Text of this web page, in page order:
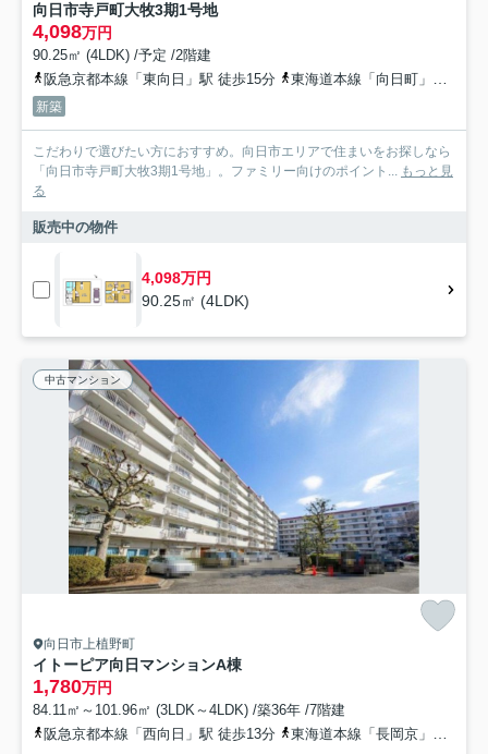
向日市寺戸町大牧3期1号地
4,098万円
90.25㎡ (4LDK) /予定 /2階建
阪急京都本線「東向日」駅 徒歩15分
東海道本線「向日町」駅 徒歩20分
新築
こだわりで選びたい方におすすめ。向日市エリアで住まいをお探しなら
「向日市寺戸町大牧3期1号地」。ファミリー向けのポイント... もっと見
る
販売中の物件
4,098万円
90.25㎡ (4LDK)
中古マンション
向日市上植野町
イトーピア向日マンションA棟
1,780万円
84.11㎡～101.96㎡ (3LDK～4LDK) /築36年 /7階建
阪急京都本線「西向日」駅 徒歩13分
東海道本線「長岡京」駅 徒歩18分